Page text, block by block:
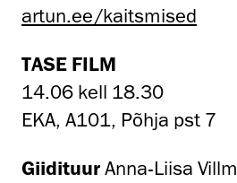
artun.ee/kaitsmised
TASE FILM
14.06 kell 18.30
EKA, A101, Põhja pst 7
Giidituur Anna-Liisa